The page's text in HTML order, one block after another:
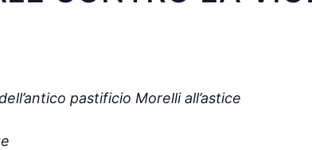
pastificio Morelli all’astice